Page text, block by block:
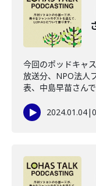
今回のポッドキャ
放送分、NPO法人
表、中島早苗さんで
2024.01.04|